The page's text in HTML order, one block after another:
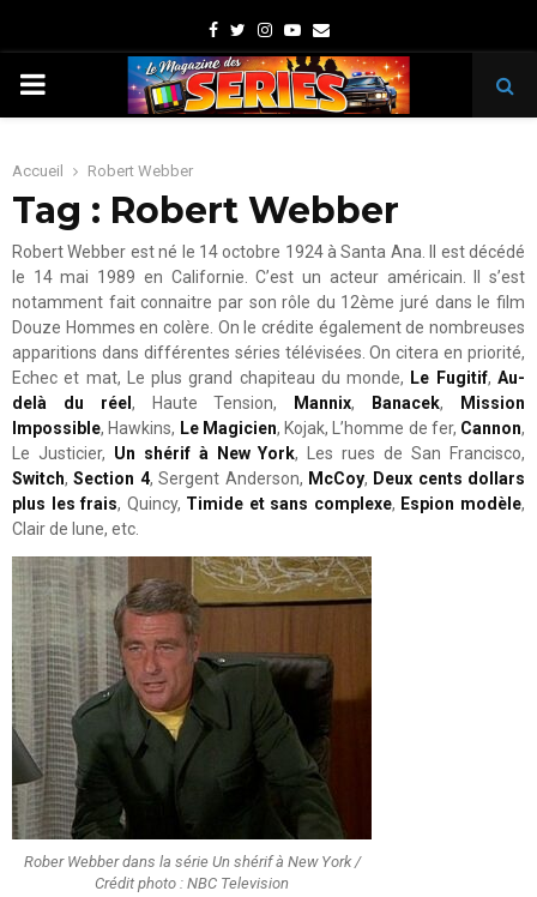
Facebook
TwitterInstagram
Youtube
Email
PRIMARY
Accueil Robert Webber
Tag : Robert Webber
Robert Webber est né le 14 octobre 1924 à Santa Ana. Il est décédé
le 14 mai 1989 en Californie. C’est un acteur américain. Il s’est
notamment fait connaitre par son rôle du 12ème juré dans le film
Douze Hommes en colère. On le crédite également de nombreuses
apparitions dans différentes séries télévisées. On citera en priorité,
Echec et mat, Le plus grand chapiteau du monde, Le Fugitif,Au-
delà du réel , Haute Tension, Mannix, Banacek,
Mission
Impossible, Hawkins, Le Magicien, Kojak, L’homme de fer, Cannon,
Le Justicier, Un shérif à New York, Les rues de San Francisco,
Switch,Section 4, Sergent Anderson, McCoy, Deux cents dollars
plus les frais, Quincy, Timide et sans complexe, Espion modèle,
Clair de lune, etc.
Rober Webber dans la série Un shérif à New York /
Crédit photo : NBC Television